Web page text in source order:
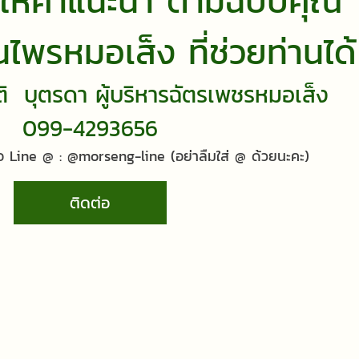
พรหมอเส็ง ที่ช่วยท่านได้
ตรดา ผู้บริหารฉัตรเพชรหมอเส็ง
099-4293656
@ : @morseng-line (อย่าลืมใส่ @ ด้วยนะคะ)
ติดต่อ